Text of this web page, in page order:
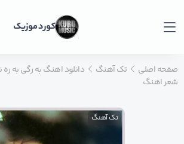
کورد موزیک
صفحه اصلی تک آهنگ
دانلود اهنگ به رگی به
شعر اهنگ
تک آهنگ